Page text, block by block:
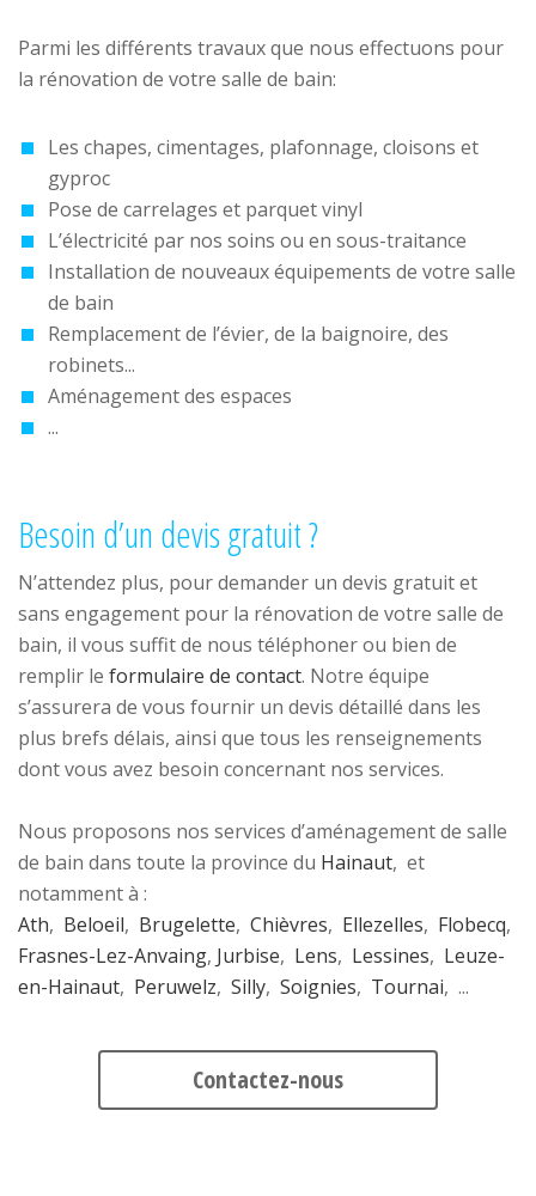
Parmi les différents travaux que nous effectuons pour
la rénovation de votre salle de bain:
Les chapes, cimentages, plafonnage, cloisons et
gyproc
Pose de carrelages et parquet vinyl
L’électricité par nos soins ou en sous-traitance
Installation de nouveaux équipements de votre salle
de bain
Remplacement de l’évier, de la baignoire, des
robinets...
Aménagement des espaces
...
Besoin d’un devis gratuit ?
N’attendez plus, pour demander un devis gratuit et
sans engagement pour la rénovation de votre salle de
bain, il vous suffit de nous téléphoner ou bien de
remplir le formulaire de contact. Notre équipe
s’assurera de vous fournir un devis détaillé dans les
plus brefs délais, ainsi que tous les renseignements
dont vous avez besoin concernant nos services.
Nous proposons nos services d’aménagement de salle
de bain dans toute la province du Hainaut, et
notamment à :
Ath, Beloeil, Brugelette, Chièvres, Ellezelles, Flobecq,
Frasnes-Lez-Anvaing, Jurbise, Lens, Lessines, Leuze-
en-Hainaut, Peruwelz, Silly, Soignies, Tournai, ...
Contactez-nous